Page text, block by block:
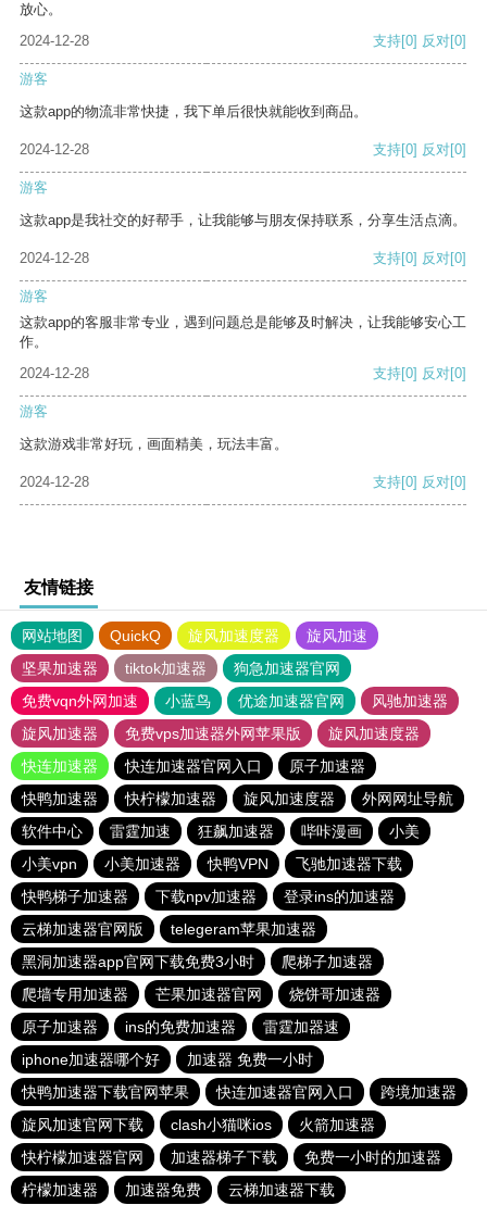
放心。
2024-12-28
支持[0] 反对[0]
游客
这款app的物流非常快捷，我下单后很快就能收到商品。
2024-12-28 支持[0] 反对[0]
游客
这款app是我社交的好帮手，让我能够与朋友保持联系，分享生活点滴。
2024-12-28 支持[0] 反对[0]
游客
这款app的客服非常专业，遇到问题总是能够及时解决，让我能够安心工
作。
2024-12-28
支持[0] 反对[0]
游客
这款游戏非常好玩，画面精美，玩法丰富。
2024-12-28 支持[0] 反对[0]
友情链接
网站地图 QuickQ 旋风加速度器
旋风加速
坚果加速器
tiktok加速器
狗急加速器官网
免费vqn外网加速
小蓝鸟 优途加速器官网
风驰加速器
旋风加速器
免费vps加速器外网苹果版
旋风加速度器
快连加速器
快连加速器官网入口
原子加速器
快鸭加速器
快柠檬加速器 旋风加速度器
外网网址导航
软件中心
雷霆加速 狂飙加速器 哔咔漫画
小美
小美vpn
小美加速器 快鸭VPN
飞驰加速器下载
快鸭梯子加速器
下载npv加速器
登录ins的加速器
云梯加速器官网版
telegeram苹果加速器
黑洞加速器app官网下载免费3小时
爬梯子加速器
爬墙专用加速器
芒果加速器官网
烧饼哥加速器
原子加速器
ins的免费加速器
雷霆加器速
iphone加速器哪个好
加速器 免费一小时
快鸭加速器下载官网苹果
快连加速器官网入口
跨境加速器
旋风加速官网下载
clash小猫咪ios
火箭加速器
快柠檬加速器官网
加速器梯子下载
免费一小时的加速器
柠檬加速器
加速器免费 云梯加速器下载